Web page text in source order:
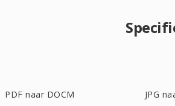
PDF naar DOCM JPG